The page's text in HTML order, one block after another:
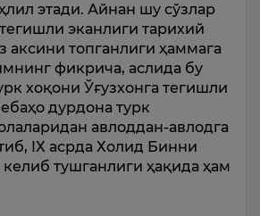
этади. Айнан шу сўзлар
эканлиги тари­хий
аксини топ­ган­лиги ҳаммага
фикрича, аслида бу
хоқони Ўғузхонга тегишли
дурдона турк
авлоддан-авлодга
IХ асрда Холид Бинни
тушганлиги ҳақида ҳам